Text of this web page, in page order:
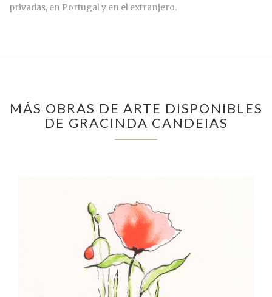
privadas, en Portugal y en el extranjero.
MÁS OBRAS DE ARTE DISPONIBLES
DE GRACINDA CANDEIAS